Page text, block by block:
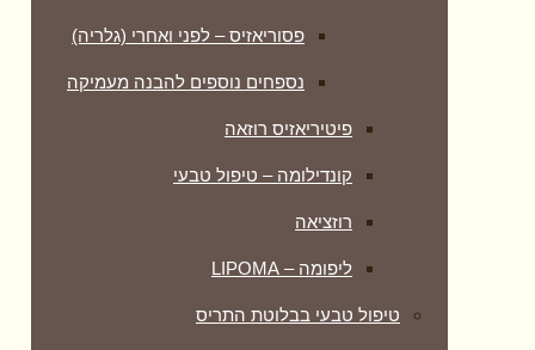
פסוריאזיס – לפני ואחרי (גלריה)
נספחים נוספים להבנה מעמיקה
פיטיריאזיס רוזאה
קונדילומה – טיפול טבעי
רוזציאה
ליפומה – LIPOMA
טיפול טבעי בבלוטת התריס